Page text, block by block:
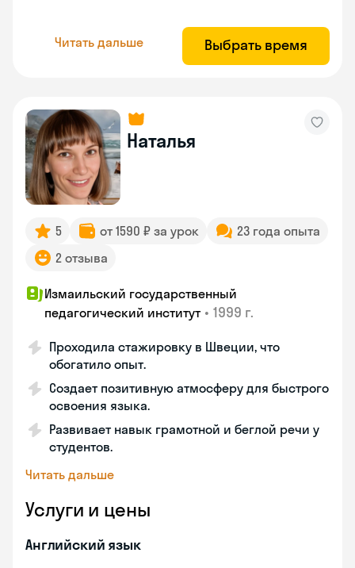
Читать дальше Выбрать время
Наталья
5 от 1590 ₽ за урок
23 года опыта
2 отзыва
Измаильский государственный
педагогический институт • 1999 г.
Проходила стажировку в Швеции, что
обогатило опыт.
Создает позитивную атмосферу для быстрого
освоения языка.
Развивает навык грамотной и беглой речи у
студентов.
Читать дальше
Услуги и цены
Английский язык